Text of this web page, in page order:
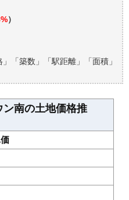
ら検討しよう
が買える？
）
「築数」「駅距離」「面積」
南の土地価格推